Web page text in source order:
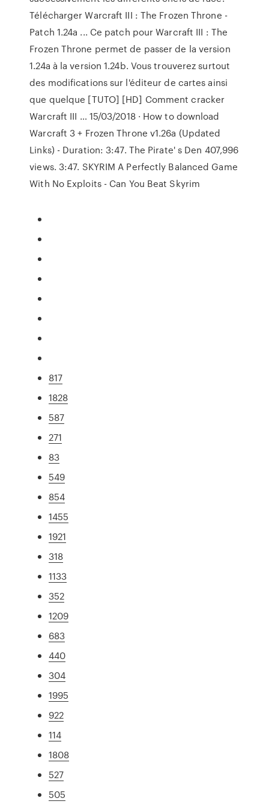
Télécharger Warcraft III : The Frozen Throne -
Patch 1.24a ... Ce patch pour Warcraft III : The
Frozen Throne permet de passer de la version
1.24a à la version 1.24b. Vous trouverez surtout
des modifications sur l'éditeur de cartes ainsi
que quelque [TUTO] [HD] Comment cracker
Warcraft III … 15/03/2018 · How to download
Warcraft 3 + Frozen Throne v1.26a (Updated
Links) - Duration: 3:47. The Pirate' s Den 407,996
views. 3:47. SKYRIM A Perfectly Balanced Game
With No Exploits - Can You Beat Skyrim
817
1828
587
271
83
549
854
1455
1921
318
1133
352
1209
683
440
304
1995
922
114
1808
527
505